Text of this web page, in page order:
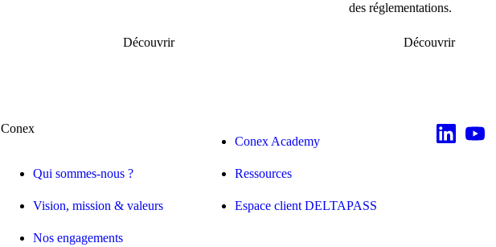
Découvrir
des réglementations.
Découvrir
Conex
Qui sommes-nous ?
Vision, mission & valeurs
Nos engagements
Conex Academy
Ressources
Espace client DELTAPASS